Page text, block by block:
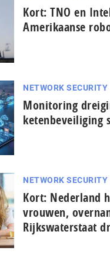
Kort: TNO en
Amerikaanse
NETWORK SECURITY
Monitoring
ketenbeveiliging
NETWORK SECURITY
Kort: Nederland
vrouwen,
Rijkswaterstaat